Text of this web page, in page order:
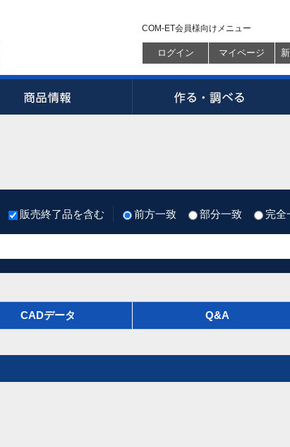
COM-ET会員様向けメニュー
ログイン マイページ
販売終了品を含む 前方一致 部分一致 完全
CADデータ Q&A